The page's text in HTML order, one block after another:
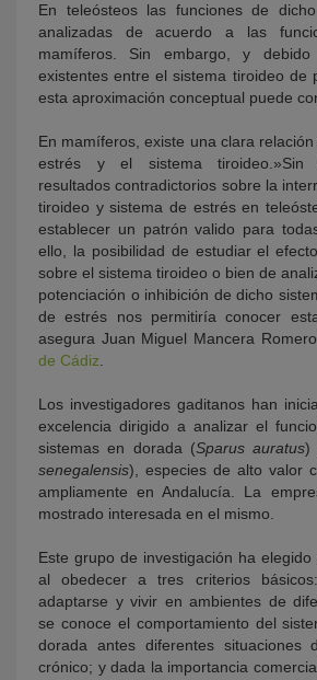
En teleósteos las funciones de
analizadas de acuerdo a las
mamíferos. Sin embargo, y
existentes entre el sistema tiroideo de
esta aproximación conceptual puede
En mamíferos, existe una clara
estrés y el sistema tiroideo.»Sin
resultados contradictorios sobre la
tiroideo y sistema de estrés en
establecer un patrón valido para
ello, la posibilidad de estudiar el
sobre el sistema tiroideo o bien de
potenciación o inhibición de dicho
de estrés nos permitiría conocer
asegura Juan Miguel Mancera
de Cádiz.
Los investigadores gaditanos han
excelencia dirigido a analizar el
sistemas en dorada (Sparus auratus)
senegalensis), especies de alto valor
ampliamente en Andalucía. La
mostrado interesada en el mismo.
Este grupo de investigación ha
al obedecer a tres criterios
adaptarse y vivir en ambientes de
se conoce el comportamiento del
dorada antes diferentes situaciones
crónico; y dada la importancia